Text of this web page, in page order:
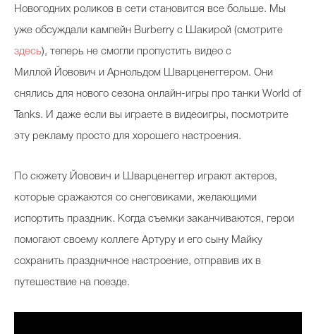
Новогодних роликов в сети становится все больше. Мы
уже обсуждали кампейн Burberry с Шакирой (смотрите
здесь), теперь не смогли пропустить видео с
Миллой Йовович и Арнольдом Шварценеггером. Они
снялись для нового сезона онлайн-игры про танки World of
Tanks. И даже если вы играете в видеоигры, посмотрите
эту рекламу просто для хорошего настроения.
По сюжету Йовович и Шварценеггер играют актеров,
которые сражаются со снеговиками, желающими
испортить праздник. Когда съемки заканчиваются, герои
помогают своему коллеге Артуру и его сыну Майку
сохранить праздничное настроение, отправив их в
путешествие на поезде.